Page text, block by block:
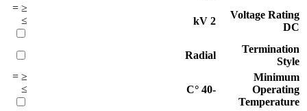
Voltage Rating
DC
2
kV
≤
=
≥
Termination
Style
Radial
Minimum
Operating
Temperature
-40
°C
≤
=
≥